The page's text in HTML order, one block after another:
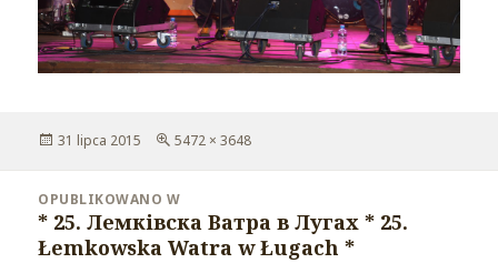
Opublikowano
31 lipca 2015
Pełny
5472 × 3648
wpisu
OPUBLIKOWANO W
* 25. Лемківска Ватра в Лугах * 25.
Łemkowska Watra w Ługach *